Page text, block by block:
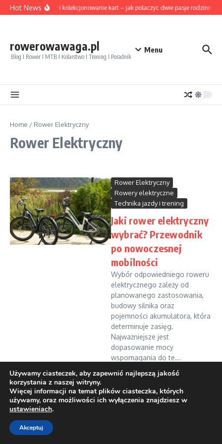
Przejdź do treści
Hot NewsRower i kolekcjonowanie kart – jak polaczyc dwie pasje rodzinne
rowerowawaga.pl
Blog I Rower I MTB I Kolarstwo I Trening I Poradnik
Menu
Home / Rower Elektryczny
Rower Elektryczny
Rower Elektryczny
Rowery elektryczne
Technika jazdy i trening
Jaki rower elektryczny
wybrać? Przewodnik
po nowoczesnej
mobilności
Wybór odpowiedniego roweru
elektrycznego zależy od
planowanego zastosowania,
budowy silnika oraz
pojemności akumulatora, która
determinuje zasięg.
Najważniejsze jest
dopasowanie mocy
wspomagania do te...
Tomek Zjawiński 11 marca, 2026
Używamy ciasteczek, aby zapewnić najlepszą jakość
korzystania z naszej witryny.
Więcej informacji na temat plików ciasteczka, których
używamy, oraz możliwości ich wyłączenia znajdziesz w
ustawieniach.
Akceptuj